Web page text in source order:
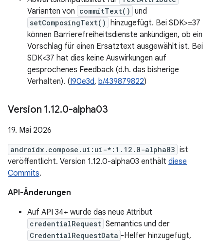
Varianten von commitText() und
setComposingText() hinzugefügt. Bei SDK>=37
können Barrierefreiheitsdienste ankündigen, ob ein
Vorschlag für einen Ersatztext ausgewählt ist. Bei
SDK<37 hat dies keine Auswirkungen auf
gesprochenes Feedback (d.h. das bisherige
Verhalten). (I90e3d, b/439879822)
Version 1.12.0-alpha03
19. Mai 2026
androidx.compose.ui:ui-*:1.12.0-alpha03 ist
veröffentlicht. Version 1.12.0-alpha03 enthält diese
Commits.
API-Änderungen
Auf API 34+ wurde das neue Attribut
credentialRequest Semantics und der
CredentialRequestData -Helfer hinzugefügt,